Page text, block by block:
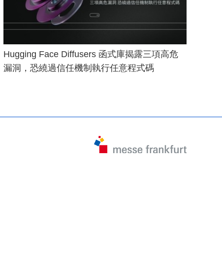
Hugging Face Diffusers 函式庫揭露三項高危
漏洞，恐繞過信任機制執行任意程式碼